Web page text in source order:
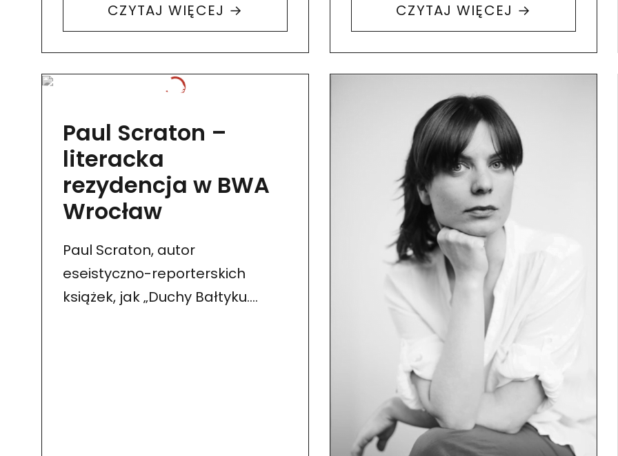
CZYTAJ WIĘCEJ → CZYTAJ WIĘCEJ →
Paul Scraton –
literacka
rezydencja w BWA
Wrocław
Paul Scraton, autor
eseistyczno-reporterskich
książek, jak „Duchy Bałtyku.